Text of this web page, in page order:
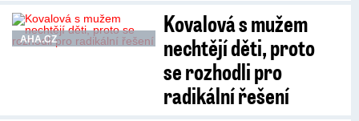
AHA.CZ
Kovalová s mužem
nechtějí děti, proto
se rozhodli pro
radikální řešení